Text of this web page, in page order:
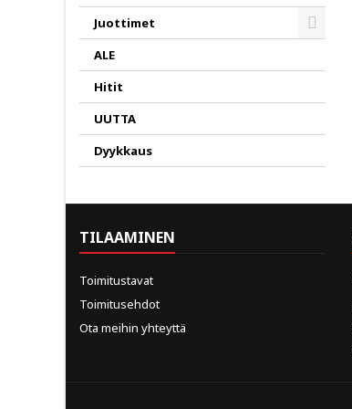
Juottimet
ALE
Hitit
UUTTA
Dyykkaus
TILAAMINEN
Toimitustavat
Toimitusehdot
Ota meihin yhteyttä